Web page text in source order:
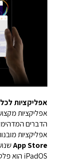
אפליקציות
אפליקציות
אפליקציות
App Store
iPadOS הוא פלטפורמה אידיאלית לעבודה, משחק ויצירה.